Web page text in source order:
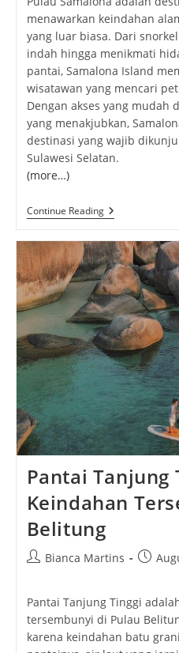
destinasi yang wajib
Sulawesi Selatan.
(more…)
Continue ReadingPulau
Samalona:
Surga
Tropis
Yang
Menyegarkan
Di
Pantai Tanjung
Keindahan
Belitung
Post
author:
Bianca Martins
Post
Pantai Tanjung Tinggi
tersembunyi di Pulau
karena keindahan batu
pantainya, air laut yang
lembut, pantai ini menjadi
wisatawan yang mencari
aktivitas menarik yang bisa
Pesona Batu